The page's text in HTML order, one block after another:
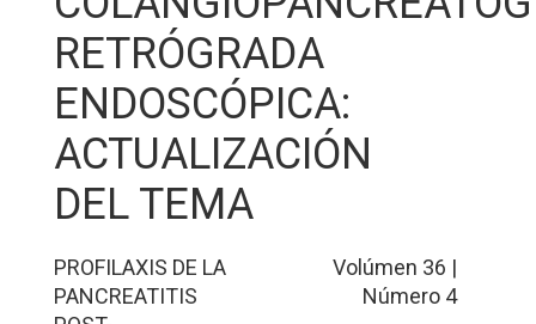
RETRÓGRADA
ENDOSCÓPICA:
ACTUALIZACIÓN
DEL TEMA
PROFILAXIS DE LA
PANCREATITIS
Volúmen 36 |
Número 4